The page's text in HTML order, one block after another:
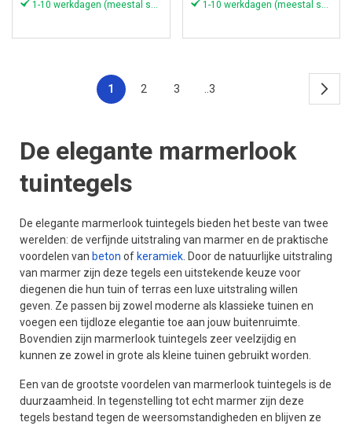
1 2 3 ..3
De elegante marmerlook
tuintegels
De elegante marmerlook tuintegels bieden het beste van twee
werelden: de verfijnde uitstraling van marmer en de praktische
voordelen van beton of keramiek . Door de natuurlijke uitstraling
van marmer zijn deze tegels een uitstekende keuze voor
diegenen die hun tuin of terras een luxe uitstraling willen
geven. Ze passen bij zowel moderne als klassieke tuinen en
voegen een tijdloze elegantie toe aan jouw buitenruimte.
Bovendien zijn marmerlook tuintegels zeer veelzijdig en
kunnen ze zowel in grote als kleine tuinen gebruikt worden.
Een van de grootste voordelen van marmerlook tuintegels is de
duurzaamheid. In tegenstelling tot echt marmer zijn deze
tegels bestand tegen de weersomstandigheden en blijven ze